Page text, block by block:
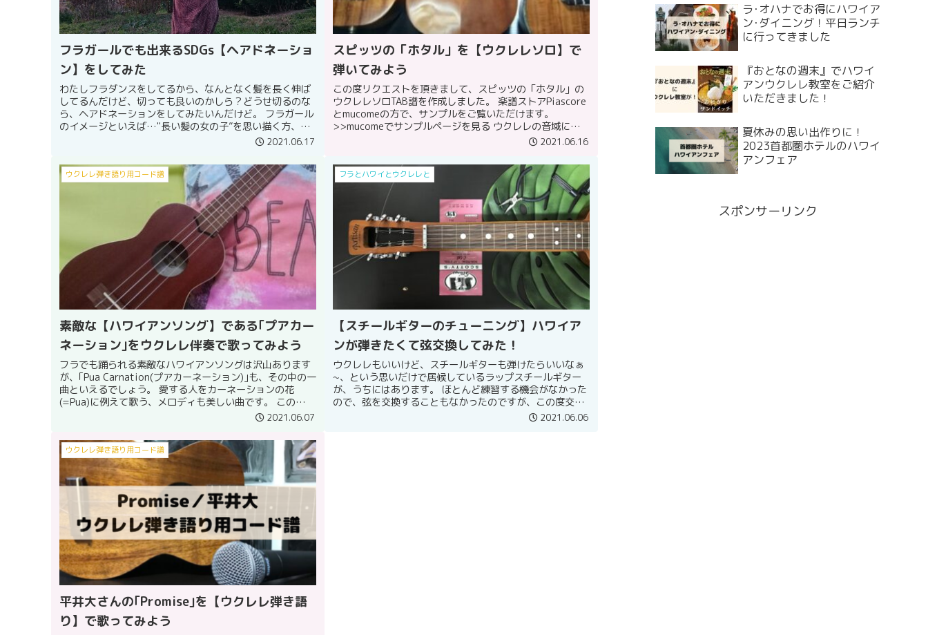
フラガールでも出来るSDGs【ヘアドネーショ
ン】をしてみた
わたしフラダンスをしてるから、なんとなく髪を長く伸ば
してるんだけど、切っても良いのかしら？どうせ切るのな
ら、ヘアドネーションをしてみたいんだけど。 フラガール
のイメージといえば…"長い髪の女の子”を思い描く方、多
2021.06.17
スピッツの「ホタル」を【ウクレレソロ】で
弾いてみよう
この度リクエストを頂きまして、スピッツの「ホタル」の
ウクレレソロTAB譜を作成しました。 楽譜ストアPiascore
とmucomeの方で、サンプルをご覧いただけます。
>>mucomeでサンプルページを見る ウクレレの音域に入る
2021.06.16
ウクレレ弾き語り用コード譜
素敵な【ハワイアンソング】である｢プアカー
ネーション｣をウクレレ伴奏で歌ってみよう
フラでも踊られる素敵なハワイアンソングは沢山あります
が、｢Pua Carnation(プアカーネーション)｣も、その中の一
曲といえるでしょう。 愛する人をカーネーションの花
(=Pua)に例えて歌う、メロディも美しい曲です。 この
2021.06.07
フラとハワイとウクレレと
【スチールギターのチューニング】ハワイア
ンが弾きたくて弦交換してみた！
ウクレレもいいけど、スチールギターも弾けたらいいなぁ
~、という思いだけで居候しているラップスチールギター
が、うちにはあります。 ほとんど練習する機会がなかった
ので、弦を交換することもなかったのですが、この度交換
2021.06.06
ウクレレ弾き語り用コード譜
平井大さんの｢Promise｣を【ウクレレ弾き語
り】で歌ってみよう
ラ･オハナでお得にハワイア
ン･ダイニング！平日ランチ
に行ってきました
『おとなの週末』でハワイ
アンウクレレ教室をご紹介
いただきました！
夏休みの思い出作りに！
2023首都圏ホテルのハワイ
アンフェア
スポンサーリンク